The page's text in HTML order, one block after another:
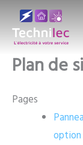
contenu
Plan de
Pages